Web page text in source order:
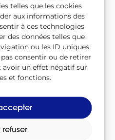
telles que les cookies
aux informations des
à ces technologies
des données telles que
ou les ID uniques
consentir ou de retirer
un effet négatif sur
et fonctions.
refuser
au format CSV